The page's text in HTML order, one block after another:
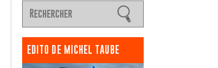
EDITO DE MICHEL TAUBE